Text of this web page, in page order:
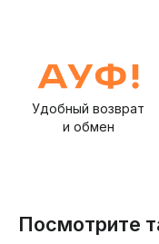
Удобный возврат
и обмен
Посмотрите